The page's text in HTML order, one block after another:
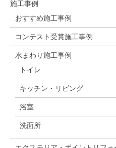
施工事例
おすすめ施工事例
コンテスト受賞施工事例
水まわり施工事例
トイレ
キッチン・リビング
浴室
洗面所